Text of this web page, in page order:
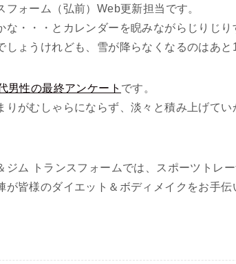
ォーム（弘前）Web更新担当です。
な・・・とカレンダーを睨みながらじりじり
しょうけれども、雪が降らなくなるのはあ
男性の最終アンケート です。
りがむしゃらにならず、淡々と積み上げてい
ジム トランスフォームでは、スポーツトレ
皆様のダイエット＆ボディメイクをお手伝